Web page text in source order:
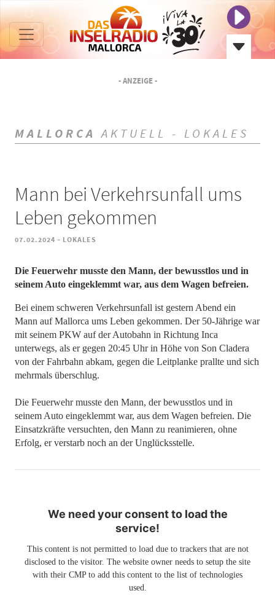
- ANZEIGE -
MALLORCA AKTUELL - LOKALES
Mann bei Verkehrsunfall ums
Leben gekommen
07.02.2024 - LOKALES
Die Feuerwehr musste den Mann, der bewusstlos und in
seinem Auto eingeklemmt war, aus dem Wagen befreien.
Bei einem schweren Verkehrsunfall ist gestern Abend ein
Mann auf Mallorca ums Leben gekommen. Der 50-Jährige war
mit seinem PKW auf der Autobahn in Richtung Inca
unterwegs, als er gegen 20:45 Uhr in Höhe von Son Cladera
von der Fahrbahn abkam, gegen die Leitplanke prallte und sich
mehrmals überschlug.
Die Feuerwehr musste den Mann, der bewusstlos und in
seinem Auto eingeklemmt war, aus dem Wagen befreien. Die
Einsatzkräfte versuchten, den Mann zu reanimieren, ohne
Erfolg, er verstarb noch an der Unglücksstelle.
We need your consent to load the
service!
This content is not permitted to load due to trackers that are not
disclosed to the visitor. The website owner needs to setup the site
with their CMP to add this content to the list of technologies
used.